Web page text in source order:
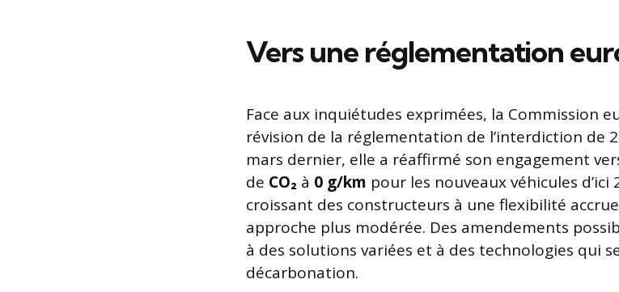
Vers une réglementation
Face aux inquiétudes exprimées, la Commission
révision de la réglementation de l’interdiction de
mars dernier, elle a réaffirmé son engagement
de CO₂ à 0 g/km pour les nouveaux véhicules d’ici
croissant des constructeurs à une flexibilité
approche plus modérée. Des amendements
à des solutions variées et à des technologies qui
décarbonation.